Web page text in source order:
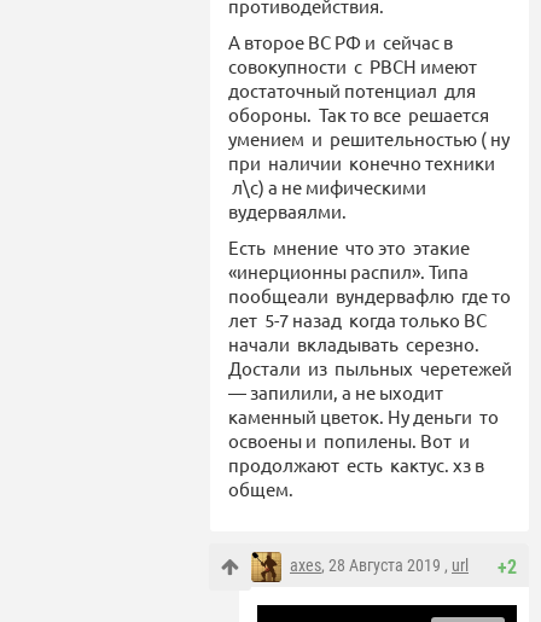
противодействия.
А второе ВС РФ и сейчас в
совокупности с РВСН имеют
достаточный потенциал для
обороны. Так то все решается
умением и решительностью ( ну
при наличии конечно техники
л\с) а не мифическими
вудерваялми.
Есть мнение что это этакие
«инерционны распил». Типа
пообщеали вундервафлю где то
лет 5-7 назад когда только ВС
начали вкладывать серезно.
Достали из пыльных черетежей
— запилили, а не ыходит
каменный цветок. Ну деньги то
освоены и попилены. Вот и
продолжают есть кактус. хз в
общем.
+2
axes, 28 Августа 2019 , url